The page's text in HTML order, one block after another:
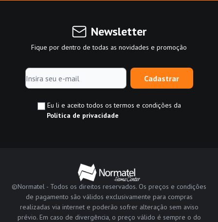
Newsletter
Fique por dentro de todas as novidades e promoção
Cadastrar
Eu li e aceito todos os termos e condições da
Política de privacidade
©Normatel - Todos os direitos reservados. Os preços e condições
de pagamento são válidos exclusivamente para compras
realizadas via internet e poderão sofrer alteração sem aviso
prévio. Em caso de divergência, o preço válido é sempre o do